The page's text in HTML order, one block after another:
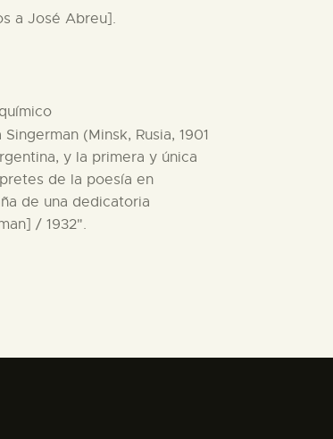
a José Abreu].
(Minsk, Rusia, 1901
y la primera y única
de la poesía en
de una dedicatoria
/ 1932".